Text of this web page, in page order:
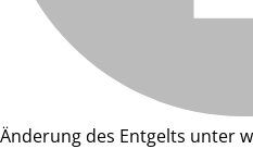
Änderung des Entgelts unter